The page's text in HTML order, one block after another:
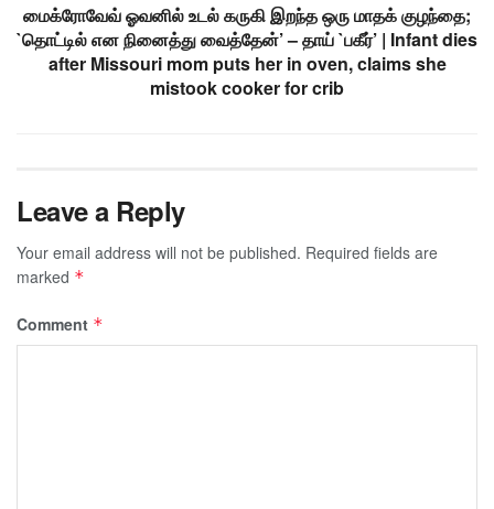
மைக்ரோவேவ் ஓவனில் உடல் கருகி இறந்த ஒரு மாதக் குழந்தை;
`தொட்டில் என நினைத்து வைத்தேன்’ – தாய் `பகீர்’ | Infant dies
after Missouri mom puts her in oven, claims she
mistook cooker for crib
Leave a Reply
Your email address will not be published. Required fields are
marked *
Comment *